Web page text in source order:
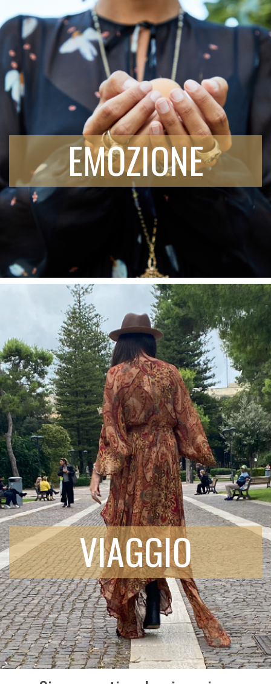
EMOZIONE
VIAGGIO